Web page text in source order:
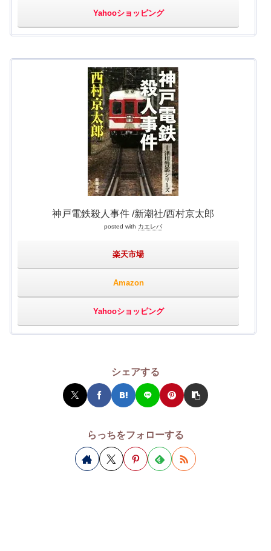
Yahooショッピング
神戸電鉄殺人事件 /新潮社/西村京太郎
posted with カエレバ
楽天市場
Amazon
Yahooショッピング
シェアする
らっちをフォローする